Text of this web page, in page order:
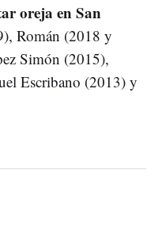
oreja en San
Román (2018 y
Simón (2015),
Escribano (2013) y